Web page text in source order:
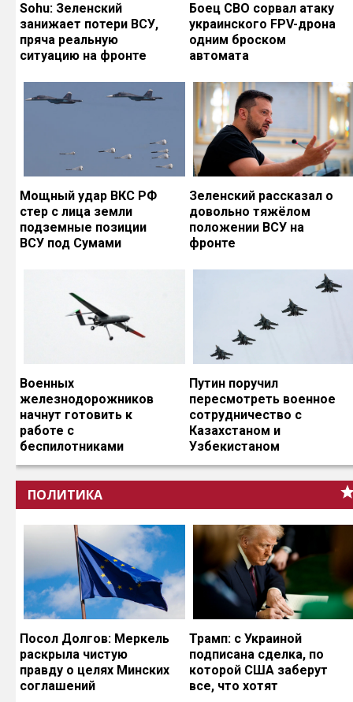
Sohu: Зеленский
занижает потери ВСУ,
пряча реальную
ситуацию на фронте
Боец СВО сорвал атаку
украинского FPV-дрона
одним броском
автомата
Мощный удар ВКС РФ
стер с лица земли
подземные позиции
ВСУ под Сумами
Зеленский рассказал о
довольно тяжёлом
положении ВСУ на
фронте
Военных
железнодорожников
начнут готовить к
работе с
беспилотниками
Путин поручил
пересмотреть военное
сотрудничество с
Казахстаном и
Узбекистаном
ПОЛИТИКА
Посол Долгов: Меркель
раскрыла чистую
правду о целях Минских
соглашений
Трамп: с Украиной
подписана сделка, по
которой США заберут
все, что хотят